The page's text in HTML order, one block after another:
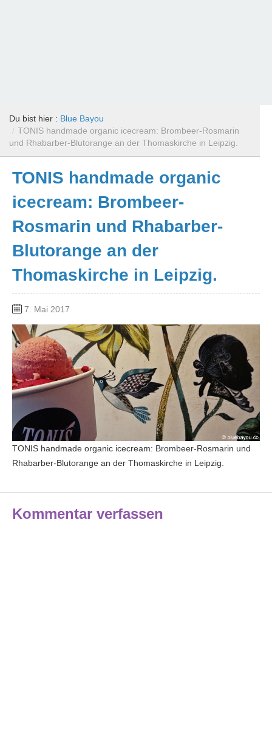
Du bist hier : Blue Bayou
/ TONIS handmade organic icecream: Brombeer-Rosmarin
und Rhabarber-Blutorange an der Thomaskirche in Leipzig.
TONIS handmade organic
icecream: Brombeer-
Rosmarin und Rhabarber-
Blutorange an der
Thomaskirche in Leipzig.
7. Mai 2017
TONIS handmade organic icecream: Brombeer-Rosmarin und
Rhabarber-Blutorange an der Thomaskirche in Leipzig.
Kommentar verfassen